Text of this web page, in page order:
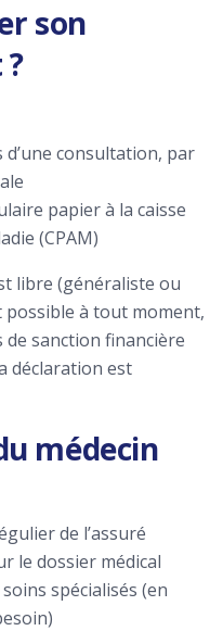
son
consultation, par
papier à la caisse
(CPAM)
libre (généraliste ou
possible à tout moment,
de sanction financière
déclaration est
médecin
de l’assuré
le dossier médical
spécialisés (en